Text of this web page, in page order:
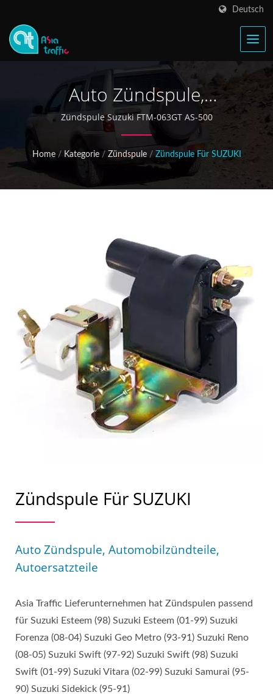
Deutsch
Auto Zündspule,
Automobilzündteile,
Autoersatzteile
Zündspule Suzuki FTM-063GT AS-500
Home / Kategorie / Zündspule / Zündspule Für SUZUKI
Zündspule Für SUZUKI
Auto Zündspule, Automobilzündteile,
Autoersatzteile
Asia Traffic Lieferunternehmen hat Zündspulen passend
für Suzuki Esteem (98) Suzuki Esteem (01-99) Suzuki
Forenza (08-04) Suzuki Geo Metro (93-91) Suzuki Reno
(08-05) Suzuki Swift (97-92) Suzuki Swift (98) Suzuki
Swift (01-99) Suzuki Vitara (02-99) Suzuki Samurai (95-
90) Suzuki Sidekick (95-91)